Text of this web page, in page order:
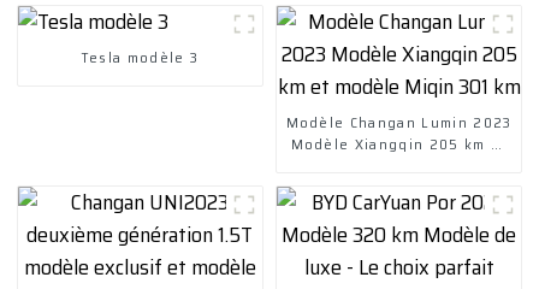
Tesla modèle 3
Modèle Changan Lumin 2023
Modèle Xiangqin 205 km et